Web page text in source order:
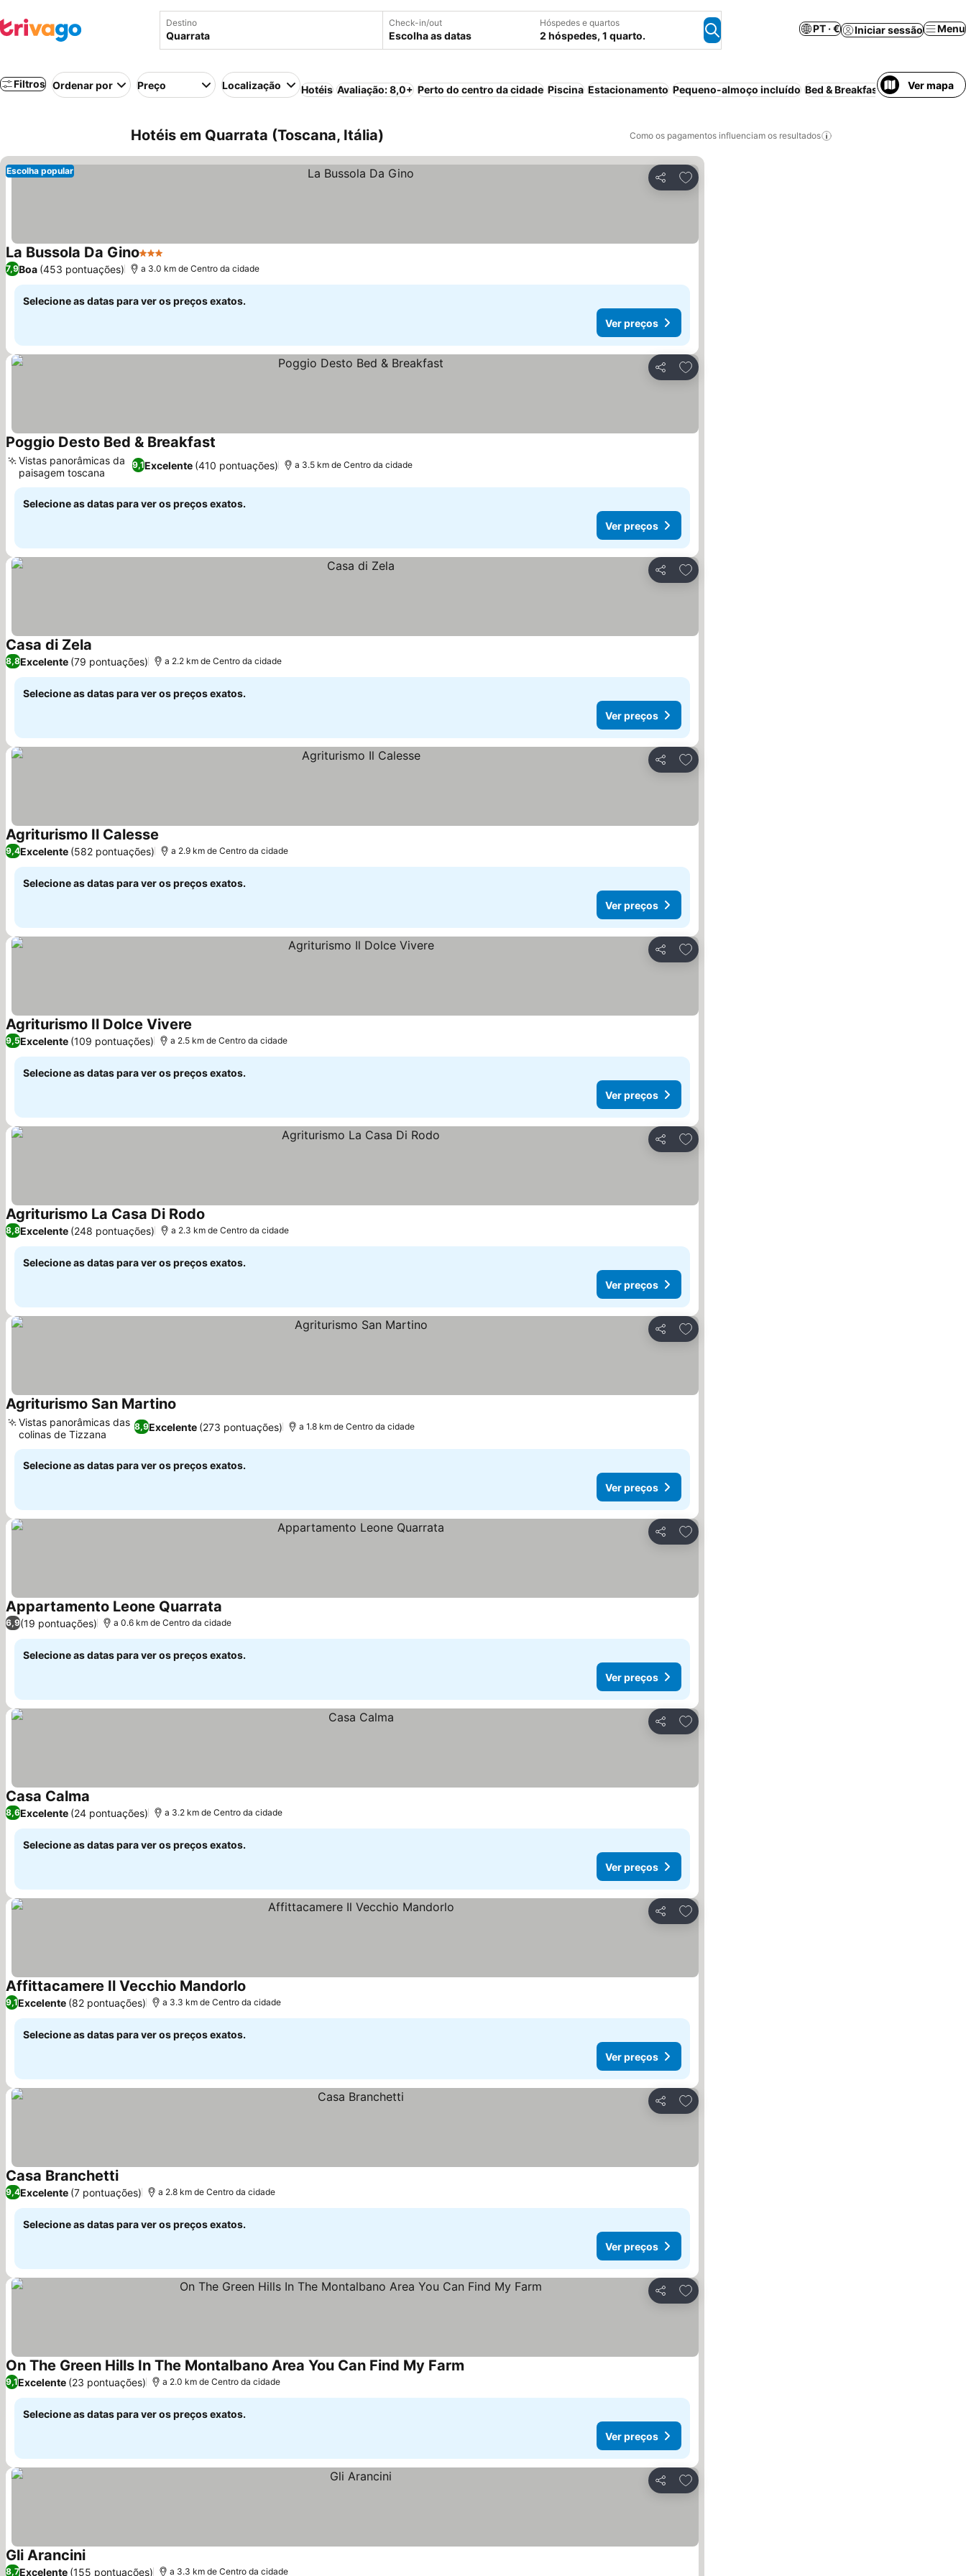
Destino Check-in/out
Escolha as datas
Hóspedes e quartos
2 hóspedes, 1 quarto.
PT · € Iniciar sessão Menu
Filtros Ordenar por Preço Localização Hotéis Avaliação: 8,0+ Perto do centro da cidade Piscina Estacionamento Pequeno-almoço incluído Bed & Breakfast Casa deVer mapa
Hotéis em Quarrata (Toscana, Itália) Como os pagamentos influenciam os resultados
Partilhar
Adicionar aos favoritos
Escolha popular
La Bussola Da Gino3 Estrelas
7,9Boa (453 pontuações) a 3.0 km de Centro da cidade
Selecione as datas para ver os preços exatos.
Ver preços
Partilhar
Adicionar aos favoritos
Poggio Desto Bed & Breakfast
9,1Excelente (410 pontuações)
Vistas panorâmicas da
paisagem toscana
a 3.5 km de Centro da cidade
Selecione as datas para ver os preços exatos.
Ver preços
Partilhar
Adicionar aos favoritos
Casa di Zela
8,8Excelente (79 pontuações) a 2.2 km de Centro da cidade
Selecione as datas para ver os preços exatos.
Ver preços
Partilhar
Adicionar aos favoritos
Agriturismo Il Calesse Ver preços
9,4Excelente (582 pontuações) a 2.9 km de Centro da cidade
Selecione as datas para ver os preços exatos.
Ver preços
Partilhar
Adicionar aos favoritos
Agriturismo Il Dolce Vivere
9,5Excelente (109 pontuações) a 2.5 km de Centro da cidade
Selecione as datas para ver os preços exatos.
Ver preços
Partilhar
Adicionar aos favoritos
Agriturismo La Casa Di Rodo
8,8Excelente (248 pontuações) a 2.3 km de Centro da cidade
Selecione as datas para ver os preços exatos.
Ver preços
Partilhar
Adicionar aos favoritos
Agriturismo San Martino
8,9Excelente (273 pontuações)
Vistas panorâmicas das
colinas de Tizzana
a 1.8 km de Centro da cidade
Selecione as datas para ver os preços exatos.
Ver preços
Partilhar
Adicionar aos favoritos
Appartamento Leone Quarrata
6,9(19 pontuações) a 0.6 km de Centro da cidade
Selecione as datas para ver os preços exatos.
Ver preços
Partilhar
Adicionar aos favoritos
Casa Calma
8,6Excelente (24 pontuações) a 3.2 km de Centro da cidade
Selecione as datas para ver os preços exatos.
Ver preços
Partilhar
Adicionar aos favoritos
Affittacamere Il Vecchio Mandorlo
9,1Excelente (82 pontuações) a 3.3 km de Centro da cidade
Selecione as datas para ver os preços exatos.
Ver preços
Partilhar
Adicionar aos favoritos
Casa BranchettiVer preços
9,4Excelente (7 pontuações) a 2.8 km de Centro da cidade
Selecione as datas para ver os preços exatos.
Ver preços
Partilhar
Adicionar aos favoritos
On The Green Hills In The Montalbano Area You Can Find My Farm
9,1Excelente (23 pontuações) a 2.0 km de Centro da cidade
Selecione as datas para ver os preços exatos.
Ver preços
Partilhar
Adicionar aos favoritos
Gli AranciniVer preços
8,7Excelente (155 pontuações) a 3.3 km de Centro da cidade